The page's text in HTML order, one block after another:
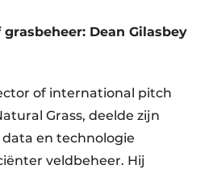
Dean Gilasbey
of international pitch
Grass, deelde zijn
en technologie
veldbeheer. Hij